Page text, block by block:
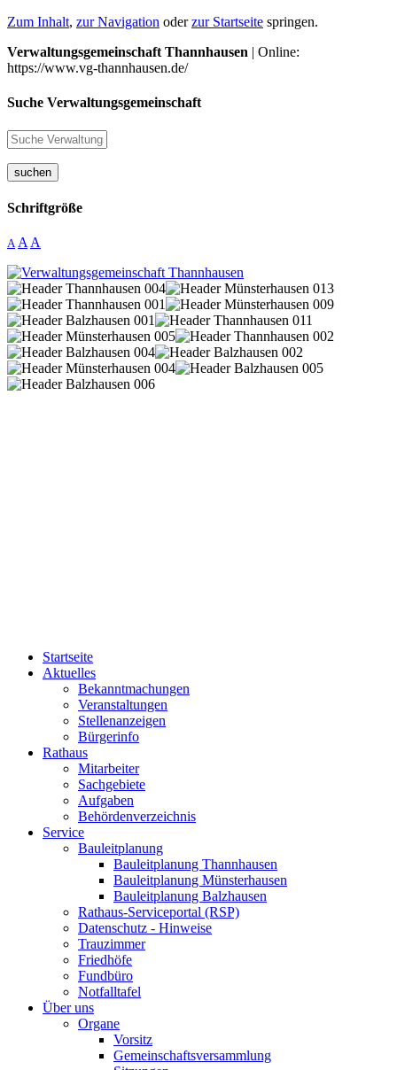
Zum Inhalt, zur Navigation oderzur Startseite springen.
Verwaltungsgemeinschaft Thannhausen | Online:
https://www.vg-thannhausen.de/
Suche Verwaltungsgemeinschaft
suchen
Schriftgröße
A A A
Startseite
Aktuelles
Bekanntmachungen
Veranstaltungen
Stellenanzeigen
Bürgerinfo
Rathaus
Mitarbeiter
Sachgebiete
Aufgaben
Behördenverzeichnis
Service
Bauleitplanung
Bauleitplanung Thannhausen
Bauleitplanung Münsterhausen
Bauleitplanung Balzhausen
Rathaus-Serviceportal (RSP)
Datenschutz - Hinweise
Trauzimmer
Friedhöfe
Fundbüro
Notfalltafel
Über uns
Organe
Vorsitz
Gemeinschaftsversammlung